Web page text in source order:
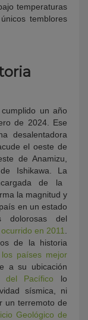
temperaturas
temblores
un año
de 2024. Ese
desalentadora
el oeste de
de Anamizu,
Ishikawa. La
de la
la magnitud y
en un estado
dolorosas del
en 2011
de la historia
países mejor
a su ubicación
Pacífico lo
sísmica, ni
un terremoto de
Geológico de